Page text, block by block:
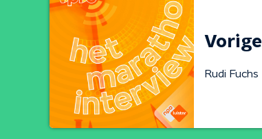
Vorige
Rudi Fuchs